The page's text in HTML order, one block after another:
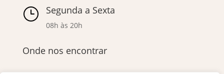
} Segunda a Sexta
08h às 20h
Onde nos encontrar